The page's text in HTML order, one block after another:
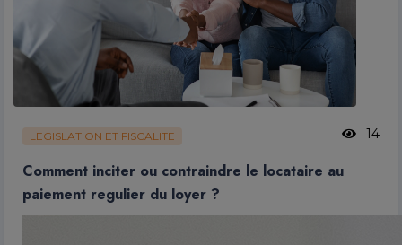
LEGISLATION ET FISCALITE 14
Comment inciter ou contraindre le locataire au
paiement regulier du loyer ?